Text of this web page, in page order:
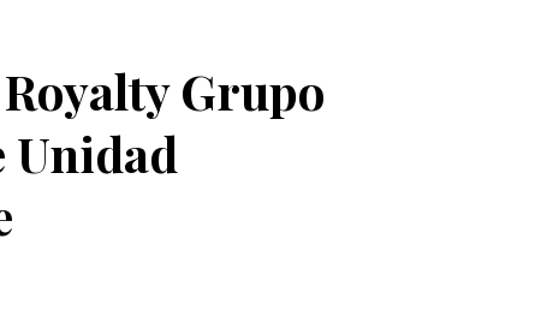
Grupo